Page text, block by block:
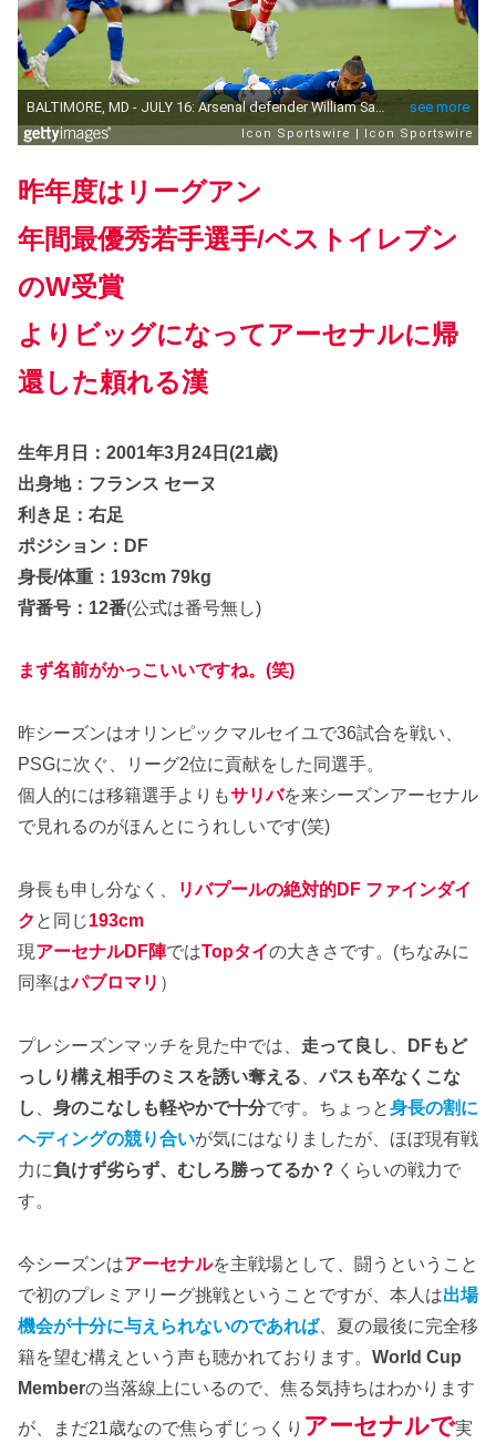
昨年度はリーグアン
年間最優秀若手選手/ベストイレブン
のW受賞
よりビッグになってアーセナルに帰
還した頼れる漢
生年月日：2001年3月24日(21歳)
出身地：フランス セーヌ
利き足：右足
ポジション：DF
身長/体重：193cm 79kg
背番号：12番(公式は番号無し)
まず名前がかっこいいですね。(笑)
昨シーズンはオリンピックマルセイユで36試合を戦い、
PSGに次ぐ、リーグ2位に貢献をした同選手。
個人的には移籍選手よりもサリバを来シーズンアーセナル
で見れるのがほんとにうれしいです(笑)
身長も申し分なく、 リバプールの絶対的DF ファインダイ
ク と同じ193cm
現アーセナルDF陣ではTopタイの大きさです。(ちなみに
同率はパブロマリ ）
プレシーズンマッチを見た中では、 走って良し
DFもど
っしり構え相手のミスを誘い奪える
パスも卒なくこな
し
身のこなしも軽やかで十分です。ちょっと身長の割に
ヘディングの競り合いが気にはなりましたが、ほぼ現有戦
力に負けず劣らず、むしろ勝ってるか？ くらいの戦力で
す。
今シーズンはアーセナルを主戦場として、闘うということ
で初のプレミアリーグ挑戦ということですが、本人は出場
機会が十分に与えられないのであれば、夏の最後に完全移
籍を望む構えという声も聴かれております。 World Cup
Memberの当落線上にいるので、焦る気持ちはわかります
が、まだ21歳なので焦らずじっくり アーセナルで実